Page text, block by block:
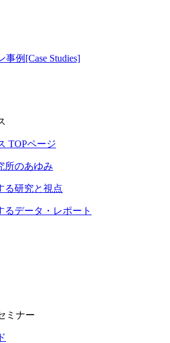
例[Case Studies]
TOPページ
所のあゆみ
る研究と視点
データ・レポート
ミナー